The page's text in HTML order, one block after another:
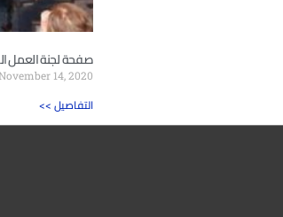
صفحة لجنة العمل
November 14, 2020
<< التفاصيل